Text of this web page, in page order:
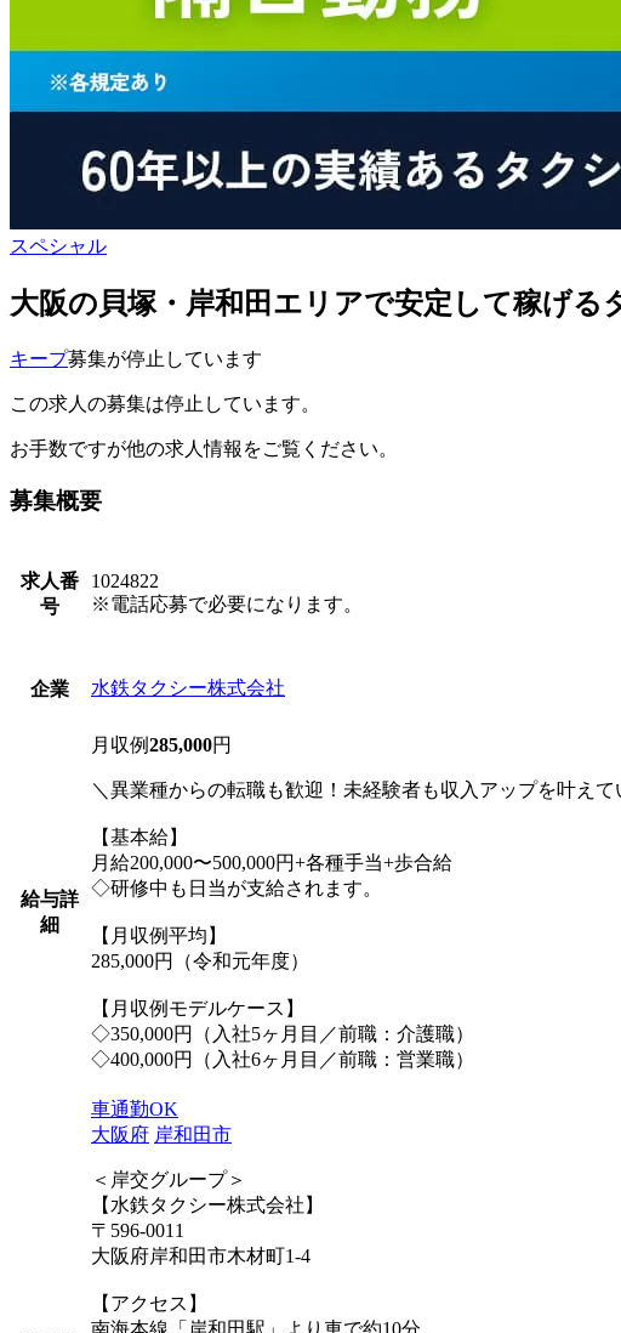
スペシャル
大阪の貝塚・岸和田エリアで安定して稼げ
キープ募集が停止しています
この求人の募集は停止しています。
お手数ですが他の求人情報をご覧ください。
募集概要
求人番
号
1024822
※電話応募で必要になります。
企業 水鉄タクシー株式会社
給与詳
細
月収例285,000円
＼異業種からの転職も歓迎！未経験者も収入アップを叶えて
【基本給】
月給200,000〜500,000円+各種手当+歩合給
◇研修中も日当が支給されます。
【月収例平均】
285,000円（令和元年度）
【月収例モデルケース】
◇350,000円（入社5ヶ月目／前職：介護職）
◇400,000円（入社6ヶ月目／前職：営業職）
車通勤OK
大阪府 岸和田市
＜岸交グループ＞
【水鉄タクシー株式会社】
〒596-0011
大阪府岸和田市木材町1-4
【アクセス】